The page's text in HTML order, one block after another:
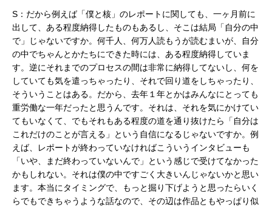
S：だから例えば「僕と核」のレポートに関しても、一ヶ月前に
出して、ある程度納得したものもあるし、そこは結局「自分の中
で」じゃないですか。何千人、何万人読もうが読むまいが、自分
の中でちゃんとかたちにできた時には、ある程度納得していま
す。逆にそれまでのプロセスの間は非常に納得してないし、何を
していても気を遣っちゃったり、それで回り道をしちゃったり、
そういうことはある。だから、去年１年とかはみんなにとっても
重労働な一年だったと思うんです。それは、それを気にかけてい
てもいなくて、でもそれもある程度の道を通り抜けたら「自分は
これだけのことが言える」という自信になるじゃないですか。例
えば、レポートが終わっていなければこういうインタビューも
「いや、まだ終わっていないんで」という感じで受けてなかった
かもしれない。それは僕の中ですごく大きいんじゃないかと思い
ます。本当にタイミングで、もっと掘り下げようと思ったらいく
らでもできちゃうような話なので、その辺は作品ともやっぱり似